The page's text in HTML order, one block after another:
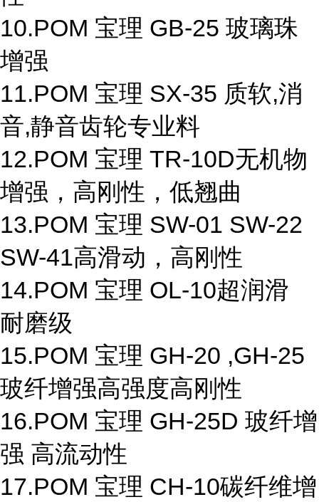
10.POM 宝理 GB-25 玻璃珠
增强
11.POM 宝理 SX-35 质软,消
音,静音齿轮专业料
12.POM 宝理 TR-10D无机物
增强，高刚性，低翘曲
13.POM 宝理 SW-01 SW-22
SW-41高滑动，高刚性
14.POM 宝理 OL-10超润滑
耐磨级
15.POM 宝理 GH-20 ,GH-25
玻纤增强高强度高刚性
16.POM 宝理 GH-25D 玻纤增
强 高流动性
17.POM 宝理 CH-10碳纤维增